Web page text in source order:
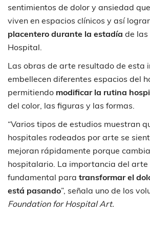
sentimientos de dolor y ansiedad
viven en espacios clínicos y así lograr
placentero durante la estadía de las
Hospital.
Las obras de arte resultado de esta
embellecen diferentes espacios del
permitiendo modificar la rutina
del color, las figuras y las formas.
“Varios tipos de estudios muestran
hospitales rodeados por arte se
mejoran rápidamente porque
hospitalario. La importancia del arte
fundamental para transformar el
está pasando”, señala uno de los
Foundation for Hospital Art.